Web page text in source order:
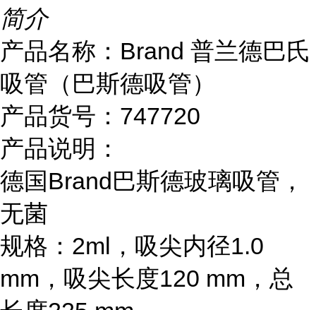
简介
产品名称：Brand 普兰德巴氏
吸管（巴斯德吸管）
产品货号：747720
产品说明：
德国Brand巴斯德玻璃吸管，
无菌
规格：2ml，吸尖内径1.0
mm，吸尖长度120 mm，总